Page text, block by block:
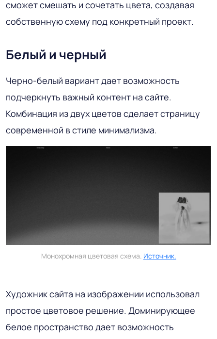
сможет смешать и сочетать цвета, создавая
собственную схему под конкретный проект.
Белый и черный
Черно-белый вариант дает возможность
подчеркнуть важный контент на сайте.
Комбинация из двух цветов сделает страницу
современной в стиле минимализма.
Монохромная цветовая схема. Источник.
Художник сайта на изображении использовал
простое цветовое решение. Доминирующее
белое пространство дает возможность